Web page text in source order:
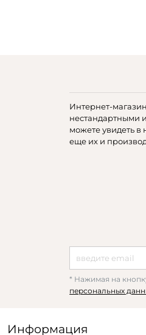
Интернет-
нестандартными
можете увидеть
еще их и
* Нажимая на
персональных
Информация